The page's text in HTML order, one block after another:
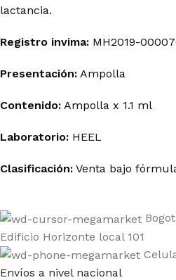
lactancia.
Registro invima: MH2019-
Presentación: Ampolla
Contenido: Ampolla x 1.1 ml
Laboratorio: HEEL
Clasificación: Venta bajo
Edificio Horizonte local 101
Envíos a nivel nacional